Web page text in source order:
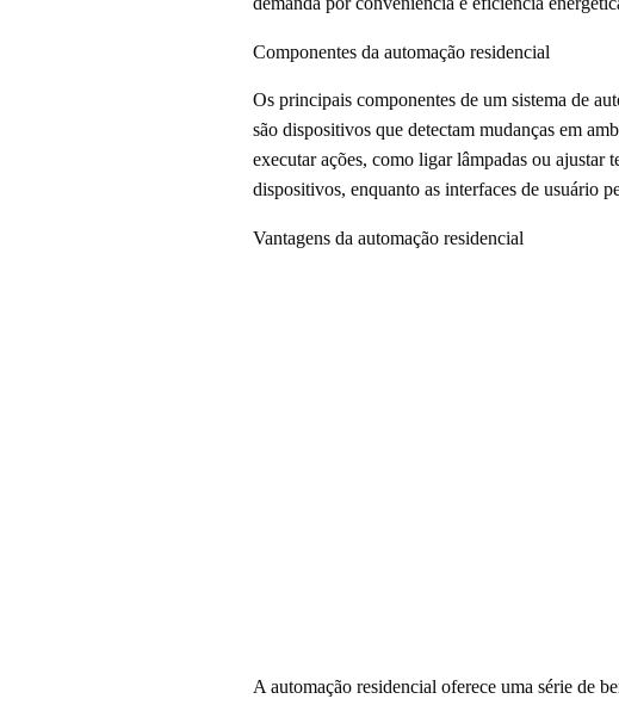
Componentes da automação residencial
Os principais componentes de um sistema de
são dispositivos que detectam mudanças em
executar ações, como ligar lâmpadas ou ajustar
dispositivos, enquanto as interfaces de usuário
Vantagens da automação residencial
A automação residencial oferece uma série de